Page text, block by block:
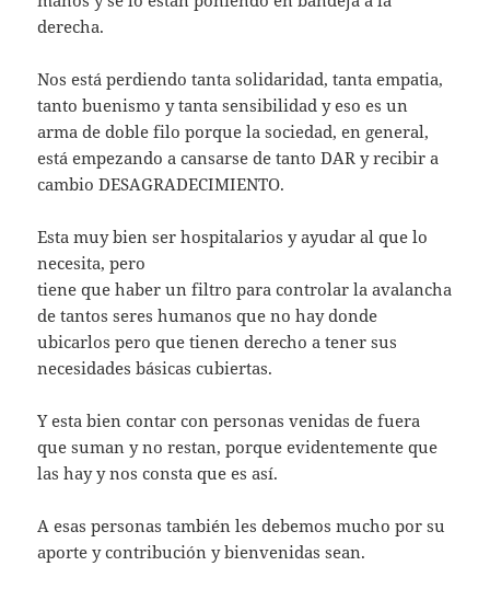
derecha.
Nos está perdiendo tanta solidaridad, tanta empatia,
tanto buenismo y tanta sensibilidad y eso es un
arma de doble filo porque la sociedad, en general,
está empezando a cansarse de tanto DAR y recibir a
cambio DESAGRADECIMIENTO.
Esta muy bien ser hospitalarios y ayudar al que lo
necesita, pero
tiene que haber un filtro para controlar la avalancha
de tantos seres humanos que no hay donde
ubicarlos pero que tienen derecho a tener sus
necesidades básicas cubiertas.
Y esta bien contar con personas venidas de fuera
que suman y no restan, porque evidentemente que
las hay y nos consta que es así.
A esas personas también les debemos mucho por su
aporte y contribución y bienvenidas sean.